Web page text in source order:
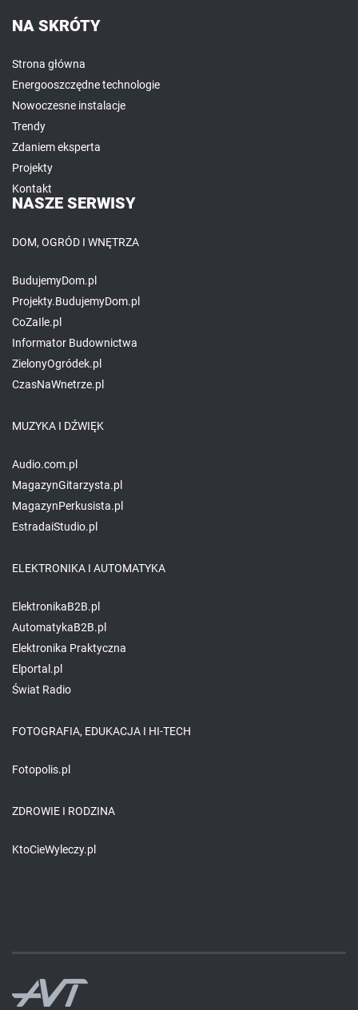
NA SKRÓTY
Strona główna
Energooszczędne technologie
Nowoczesne instalacje
Trendy
Zdaniem eksperta
Projekty
Kontakt
NASZE SERWISY
DOM, OGRÓD I WNĘTRZA
BudujemyDom.pl
Projekty.BudujemyDom.pl
CoZaIle.pl
Informator Budownictwa
ZielonyOgródek.pl
CzasNaWnetrze.pl
MUZYKA I DŹWIĘK
Audio.com.pl
MagazynGitarzysta.pl
MagazynPerkusista.pl
EstradaiStudio.pl
ELEKTRONIKA I AUTOMATYKA
ElektronikaB2B.pl
AutomatykaB2B.pl
Elektronika Praktyczna
Elportal.pl
Świat Radio
FOTOGRAFIA, EDUKACJA I HI-TECH
Fotopolis.pl
ZDROWIE I RODZINA
KtoCieWyleczy.pl